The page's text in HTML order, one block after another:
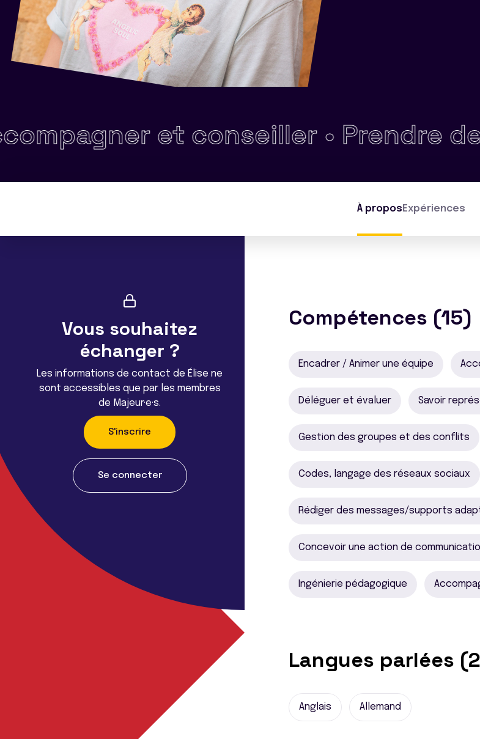
et conseiller •Prendre des
À propos Expériences
Vous souhaitez
échanger ?
Les informations de contact de Élise ne
sont accessibles que par les membres
de Majeur·e·s.
S'inscrire
Se connecter
Compétences (15)
Encadrer / Animer une équipe
Déléguer et évaluer Savoir
Gestion des groupes et des conflits
Codes, langage des réseaux sociaux
Rédiger des messages/supports
Concevoir une action de
Ingénierie pédagogique
Langues parlées
Anglais Allemand